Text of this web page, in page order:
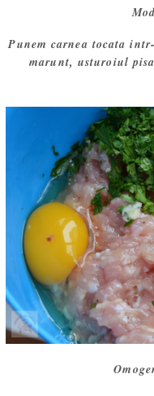
Punem carnea tocata
marunt, usturoiul